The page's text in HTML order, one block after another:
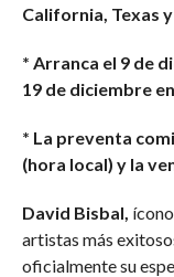
California, Texas
* Arranca el 9 de
19 de diciembre
* La preventa
(hora local) y la
David Bisbal,
artistas más
oficialmente su